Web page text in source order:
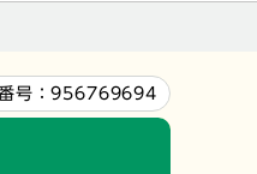
号：956769694